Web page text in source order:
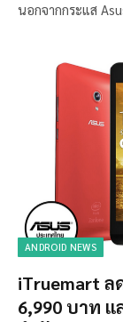
นอกจากกระแส
ANDROID NEWS
iTruemart ล
6,990 บาท แ